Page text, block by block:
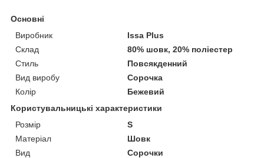
Основні
Виробник
Issa Plus
Склад
80% шовк, 20% поліестер
Стиль
Повсякденний
Вид виробу
Сорочка
Колір
Бежевий
Користувальницькі характеристики
Розмір
S
Матеріал
Шовк
Вид
Сорочки